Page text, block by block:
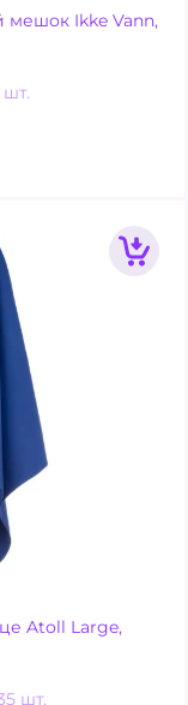
Ikke Vann,
шт.
Atoll Large,
шт.